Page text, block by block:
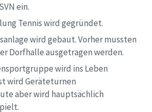
ein.
Tennis wird gegründet.
wird gebaut. Vorher mussten
Dorfhalle ausgetragen werden.
wird ins Leben
wird Geräteturnen
aber wird hauptsächlich